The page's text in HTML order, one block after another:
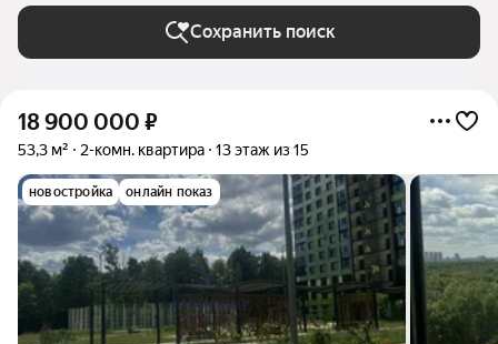
Сохранить поиск
18 900 000 ₽
53,3 м² 2-комн. квартира 13 этаж из 15
новостройка онлайн показ